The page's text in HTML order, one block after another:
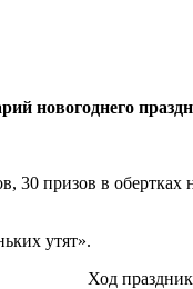
новогоднего
призов в
утят».
Ход